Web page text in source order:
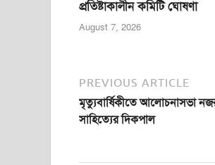
প্রতিষ্টাকালীন কমিটি ঘোষণা
August 7, 2026
PREVIOUS ARTICLE
মৃত্যুবার্ষিকীতে আলোচনাসভা
সাহিত্যের দিকপাল